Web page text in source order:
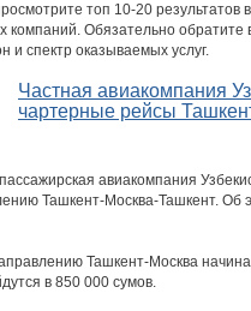
топ 10-20 результатов
компаний. Обязательно
и спектр оказываемых услуг.
Частная авиакомпания
чартерные рейсы
авиакомпания
Ташкент-Москва-Ташкент. Об
Ташкент-Москва
в 850 000 сумов.